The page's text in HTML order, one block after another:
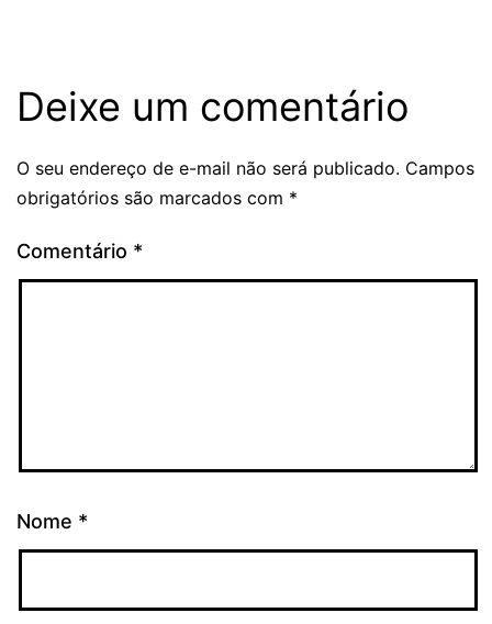
Deixe um comentário
O seu endereço de e-mail não será publicado. Campos
obrigatórios são marcados com *
Comentário *
Nome *